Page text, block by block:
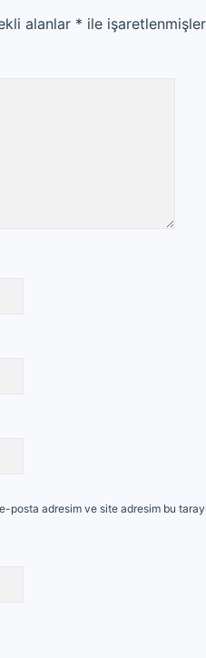
alanlar * ile
posta adresim ve site adresim bu